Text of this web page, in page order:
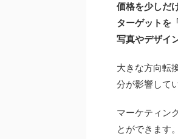
価格を少しだ
ターゲットを
写真やデザイ
大きな方向転
分が影響して
マーケティン
とができます。